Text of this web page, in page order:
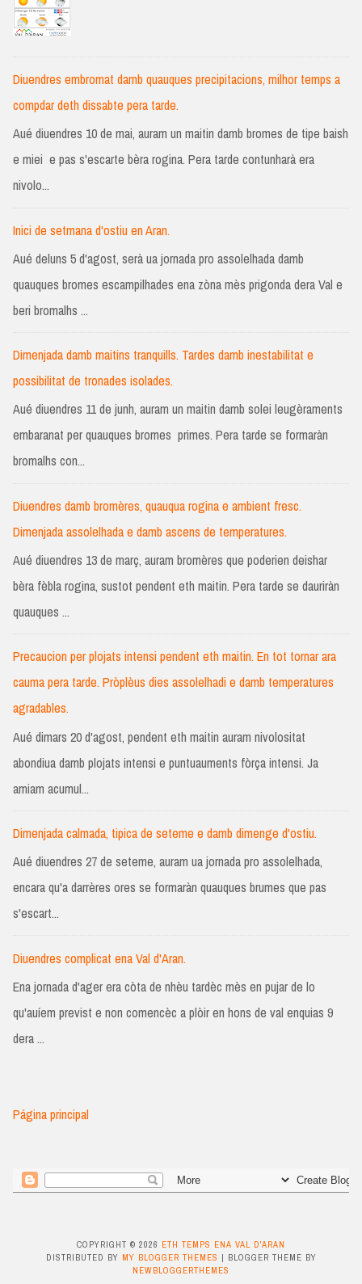
Diuendres embromat damb quauques precipitacions, milhor temps a
compdar deth dissabte pera tarde.
Aué diuendres 10 de mai, auram un maitin damb bromes de tipe baish
e miei e pas s'escarte bèra rogina. Pera tarde contunharà era
nivolo...
Inici de setmana d'ostiu en Aran.
Aué deluns 5 d'agost, serà ua jornada pro assolelhada damb
quauques bromes escampilhades ena zòna mès prigonda dera Val e
beri bromalhs ...
Dimenjada damb maitins tranquills. Tardes damb inestabilitat e
possibilitat de tronades isolades.
Aué diuendres 11 de junh, auram un maitin damb solei leugèraments
embaranat per quauques bromes primes. Pera tarde se formaràn
bromalhs con...
Diuendres damb bromères, quauqua rogina e ambient fresc.
Dimenjada assolelhada e damb ascens de temperatures.
Aué diuendres 13 de març, auram bromères que poderien deishar
bèra fèbla rogina, sustot pendent eth maitin. Pera tarde se dauriràn
quauques ...
Precaucion per plojats intensi pendent eth maitin. En tot tornar ara
cauma pera tarde. Pròplèus dies assolelhadi e damb temperatures
agradables.
Aué dimars 20 d'agost, pendent eth maitin auram nivolositat
abondiua damb plojats intensi e puntuauments fòrça intensi. Ja
amiam acumul...
Dimenjada calmada, tipica de seteme e damb dimenge d'ostiu.
Aué diuendres 27 de seteme, auram ua jornada pro assolelhada,
encara qu'a darrères ores se formaràn quauques brumes que pas
s'escart...
Diuendres complicat ena Val d'Aran.
Ena jornada d'ager era còta de nhèu tardèc mès en pujar de lo
qu'auíem previst e non comencèc a plòir en hons de val enquias 9
dera ...
Página principal
COPYRIGHT © 2026 ETH TEMPS ENA VAL D'ARAN
DISTRIBUTED BY MY BLOGGER THEMES | BLOGGER THEME BY
NEWBLOGGERTHEMES